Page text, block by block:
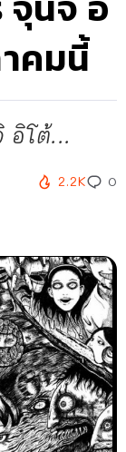
คมนี้
โต้...
2.2K 0